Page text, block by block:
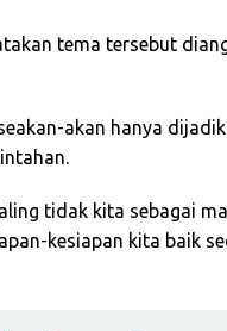
tema tersebut
akan hanya
tidak kita sebagai
kesiapan kita baik